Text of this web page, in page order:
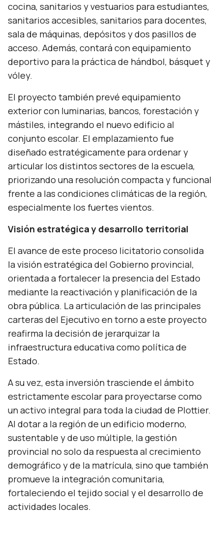
cocina, sanitarios y vestuarios para estudiantes,
sanitarios accesibles, sanitarios para docentes,
sala de máquinas, depósitos y dos pasillos de
acceso. Además, contará con equipamiento
deportivo para la práctica de hándbol, básquet y
vóley.
El proyecto también prevé equipamiento
exterior con luminarias, bancos, forestación y
mástiles, integrando el nuevo edificio al
conjunto escolar. El emplazamiento fue
diseñado estratégicamente para ordenar y
articular los distintos sectores de la escuela,
priorizando una resolución compacta y funcional
frente a las condiciones climáticas de la región,
especialmente los fuertes vientos.
Visión estratégica y desarrollo territorial
El avance de este proceso licitatorio consolida
la visión estratégica del Gobierno provincial,
orientada a fortalecer la presencia del Estado
mediante la reactivación y planificación de la
obra pública. La articulación de las principales
carteras del Ejecutivo en torno a este proyecto
reafirma la decisión de jerarquizar la
infraestructura educativa como política de
Estado.
A su vez, esta inversión trasciende el ámbito
estrictamente escolar para proyectarse como
un activo integral para toda la ciudad de Plottier.
Al dotar a la región de un edificio moderno,
sustentable y de uso múltiple, la gestión
provincial no solo da respuesta al crecimiento
demográfico y de la matrícula, sino que también
promueve la integración comunitaria,
fortaleciendo el tejido social y el desarrollo de
actividades locales.